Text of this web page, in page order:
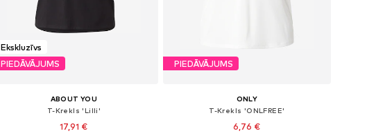
Ekskluzīvs
PIEDĀVĀJUMS
ABOUT YOU
T-Krekls 'Lilli'
17,91 €
PIEDĀVĀJUMS
ONLY
T-Krekls 'ONLFREE'
6,76 €